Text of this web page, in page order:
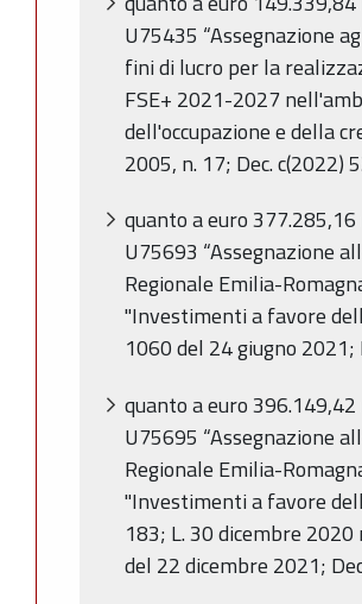
U75435 “Assegnazione
fini di lucro per la
FSE+ 2021-2027
dell'occupazione e della
2005, n. 17; Dec. c(2022)
quanto a euro
U75693 “Assegnazione
Regionale Emilia-
"Investimenti a favore
1060 del 24 giugno 2021;
quanto a euro
U75695 “Assegnazione
Regionale Emilia-
"Investimenti a favore
183; L. 30 dicembre
del 22 dicembre 2021;